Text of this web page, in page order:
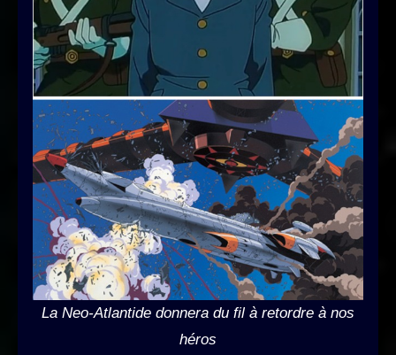
La Neo-Atlantide donnera du fil à retordre à nos
héros